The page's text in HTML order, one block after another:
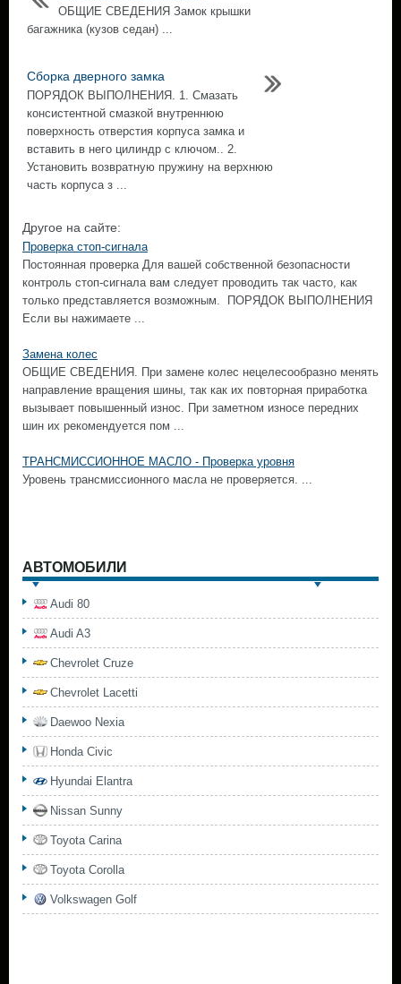
ОБЩИЕ СВЕДЕНИЯ Замок крышки
багажника (кузов седан) ...
Сборка дверного замка
ПОРЯДОК ВЫПОЛНЕНИЯ. 1. Смазать
консистентной смазкой внутреннюю
поверхность отверстия корпуса замка и
вставить в него цилиндр с ключом.. 2.
Установить возвратную пружину на верхнюю
часть корпуса з ...
Другое на сайте:
Проверка стоп-сигнала
Постоянная проверка Для вашей собственной безопасности
контроль стоп-сигнала вам следует проводить так часто, как
только представляется возможным. ПОРЯДОК ВЫПОЛНЕНИЯ
Если вы нажимаете ...
Замена колес
ОБЩИЕ СВЕДЕНИЯ. При замене колес нецелесообразно менять
направление вращения шины, так как их повторная приработка
вызывает повышенный износ. При заметном износе передних
шин их рекомендуется пом ...
ТРАНСМИССИОННОЕ МАСЛО - Проверка уровня
Уровень трансмиссионного масла не проверяется. ...
АВТОМОБИЛИ
Audi 80
Audi A3
Chevrolet Cruze
Chevrolet Lacetti
Daewoo Nexia
Honda Civic
Hyundai Elantra
Nissan Sunny
Toyota Carina
Toyota Corolla
Volkswagen Golf